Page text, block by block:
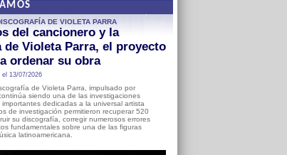
DE VIOLETA PARRA
del cancionero y la
de Violeta Parra, el proyecto
ordenar su obra
el 13/07/2026
de Violeta Parra, impulsado por
siendo una de las investigaciones
dedicadas a la universal artista
de investigación permitieron recuperar 520
su discografía, corregir numerosos errores
fundamentales sobre una de las figuras
latinoamericana.